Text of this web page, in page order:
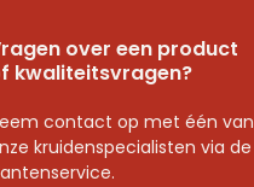
over een product
kwaliteitsvragen?
contact op met één van
kruidenspecialisten via de